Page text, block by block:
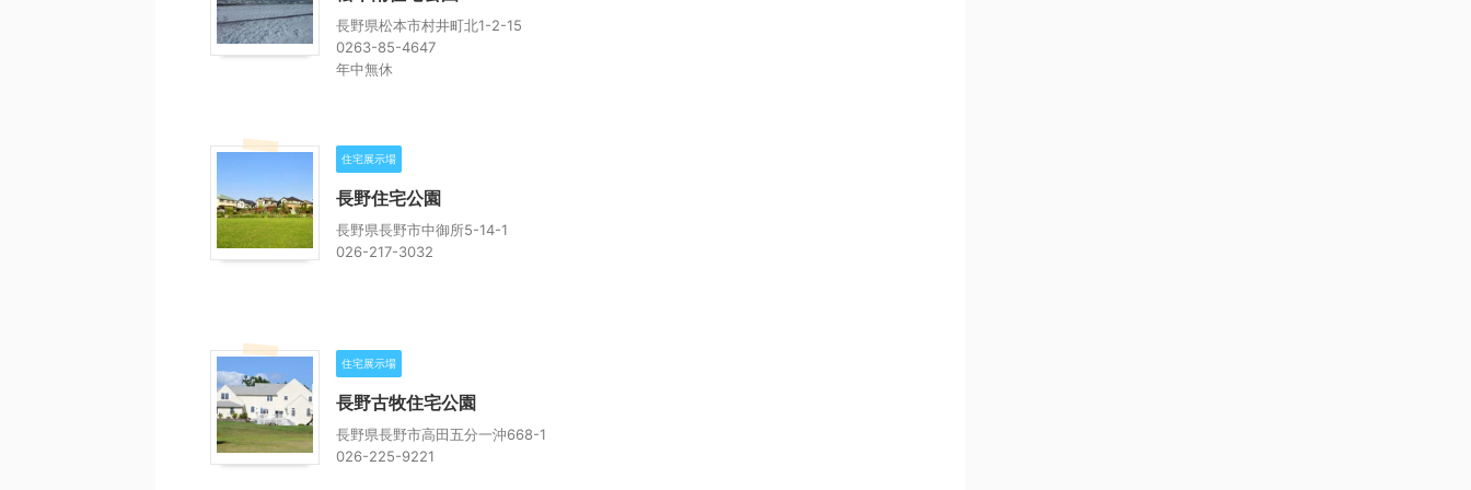
長野県松本市村井町北1-2-15
0263-85-4647
年中無休
住宅展示場
長野住宅公園
長野県長野市中御所5-14-1
026-217-3032
住宅展示場
長野古牧住宅公園
長野県長野市高田五分一沖668-1
026-225-9221